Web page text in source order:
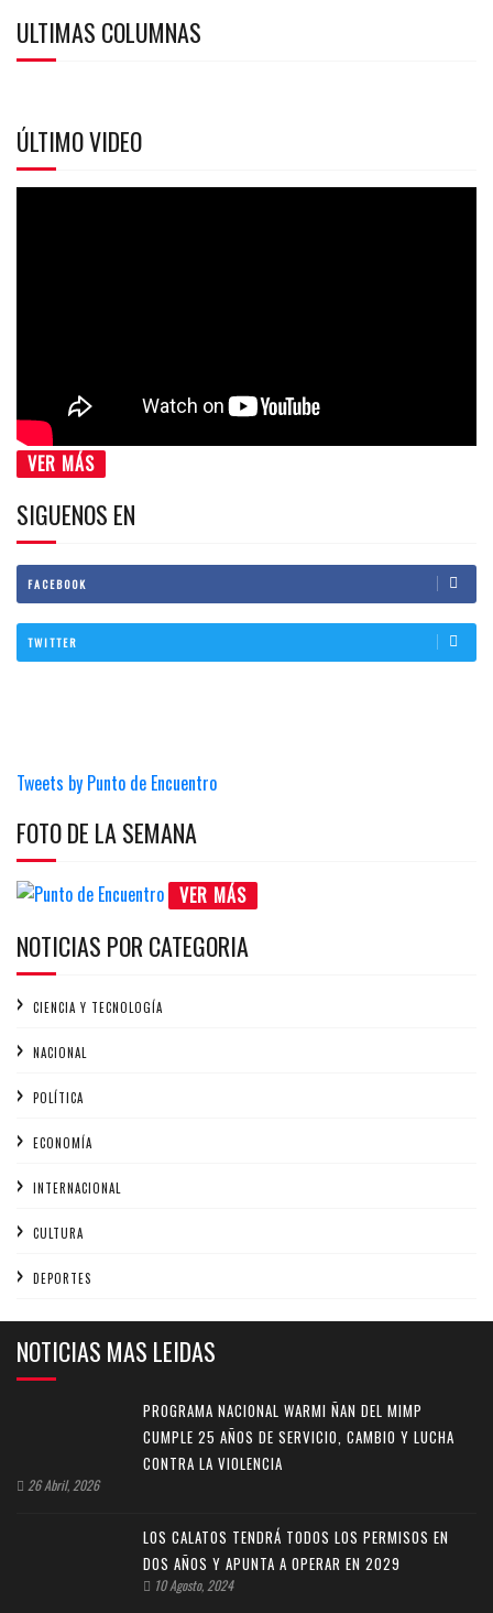
ULTIMAS COLUMNAS
ÚLTIMO VIDEO
VER MÁS
SIGUENOS EN
FACEBOOK
TWITTER
Tweets by Punto de Encuentro
FOTO DE LA SEMANA
VER MÁS
NOTICIAS POR CATEGORIA
CIENCIA Y TECNOLOGÍA
NACIONAL
POLÍTICA
ECONOMÍA
INTERNACIONAL
CULTURA
DEPORTES
NOTICIAS MAS LEIDAS
PROGRAMA NACIONAL WARMI ÑAN DEL MIMP
CUMPLE 25 AÑOS DE SERVICIO, CAMBIO Y LUCHA
CONTRA LA VIOLENCIA
26 Abril, 2026
LOS CALATOS TENDRÁ TODOS LOS PERMISOS EN
DOS AÑOS Y APUNTA A OPERAR EN 2029
10 Agosto, 2024